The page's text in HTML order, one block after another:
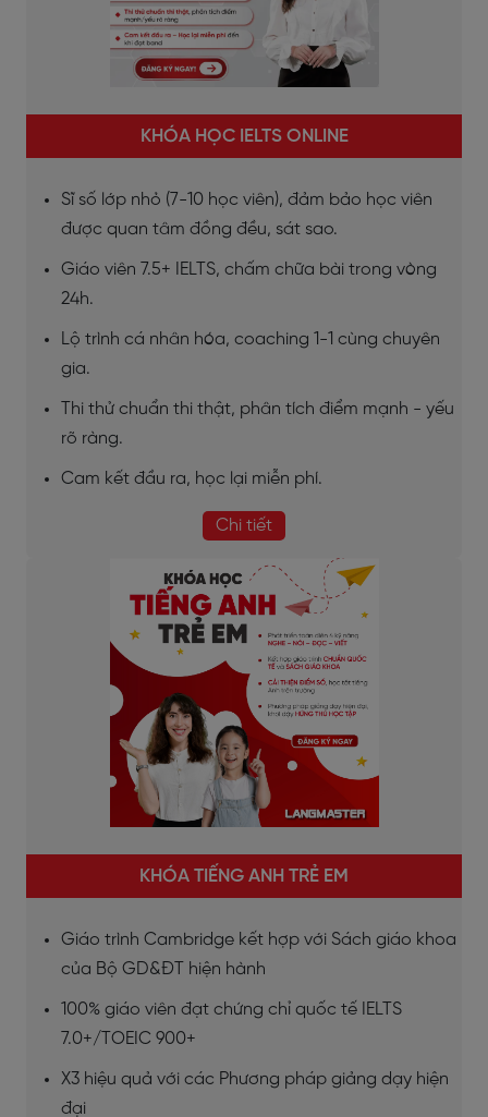
KHÓA HỌC IELTS ONLINE
Sĩ số lớp nhỏ (7-10 học viên), đảm bảo học viên
được quan tâm đồng đều, sát sao.
Giáo viên 7.5+ IELTS, chấm chữa bài trong vòng
24h.
Lộ trình cá nhân hóa, coaching 1-1 cùng chuyên
gia.
Thi thử chuẩn thi thật, phân tích điểm mạnh - yếu
rõ ràng.
Cam kết đầu ra, học lại miễn phí.
Chi tiết
KHÓA TIẾNG ANH TRẺ EM
Giáo trình Cambridge kết hợp với Sách giáo khoa
của Bộ GD&ĐT hiện hành
100% giáo viên đạt chứng chỉ quốc tế IELTS
7.0+/TOEIC 900+
X3 hiệu quả với các Phương pháp giảng dạy hiện
đại